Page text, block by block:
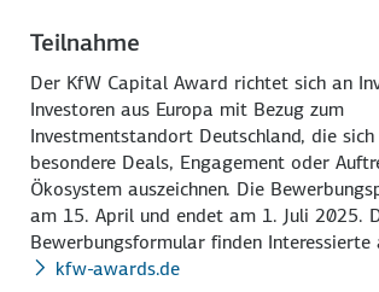
Teilnahme
Der KfW Capital Award richtet sich an
Investoren aus Europa mit Bezug zum
Investmentstandort Deutschland, die sich
besondere Deals, Engagement oder
Ökosystem auszeichnen. Die
am 15. April und endet am 1. Juli 2025.
Bewerbungsformular finden Interessierte
kfw-awards.de